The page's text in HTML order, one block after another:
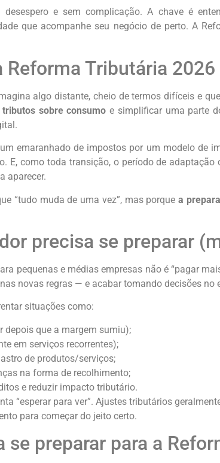
e sem complicação. A chave é
que acompanhe seu negócio de perto. A
Reforma Tributária 2026
algo distante, cheio de termos difíceis e
sobre consumo e simplificar uma parte
emaranhado de impostos por um modelo de
E, como toda transição, o período de
aparecer.
“tudo muda de uma vez”, mas porque a
precisa se preparar
pequenas e médias empresas não é “pagar
novas regras — e acabar tomando decisões no
situações como:
depois que a margem sumiu);
em serviços recorrentes);
de produtos/serviços;
na forma de recolhimento;
e reduzir impacto tributário.
“esperar para ver”. Ajustes tributários
para começar do jeito certo.
se preparar para a